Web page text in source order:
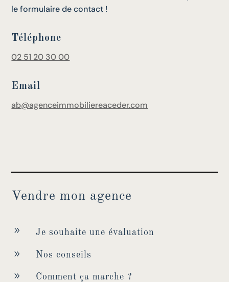
le formulaire de contact !
Téléphone
02 51 20 30 00
Email
ab@agenceimmobiliereaceder.com
Vendre mon agence
9 Je souhaite une évaluation
9 Nos conseils
9 Comment ça marche ?